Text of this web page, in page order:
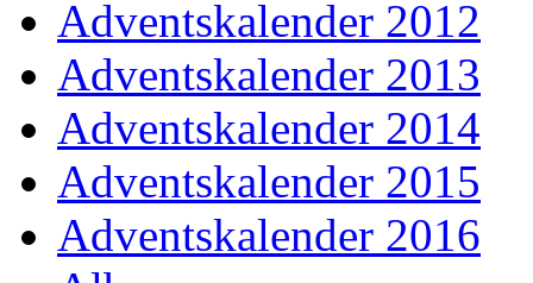
Adventskalender 2012
Adventskalender 2013
Adventskalender 2014
Adventskalender 2015
Adventskalender 2016